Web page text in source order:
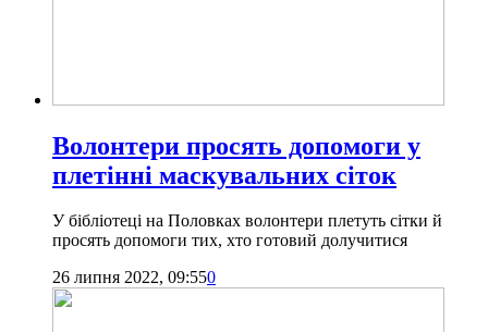
Волонтери просять допомоги у
плетінні маскувальних сіток
У бібліотеці на Половках волонтери плетуть сітки й
просять допомоги тих, хто готовий долучитися
26 липня 2022, 09:550